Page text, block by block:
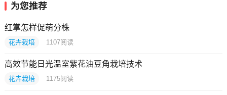
为您推荐
红掌怎样促萌分株
花卉栽培 1107阅读
高效节能日光温室紫花油豆角栽培技术
花卉栽培 1175阅读